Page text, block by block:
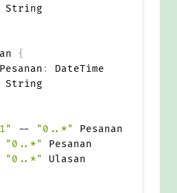
{
:
DateTime
-- "0..*"
Pesanan
"0..*"
Pesanan
"0..*"